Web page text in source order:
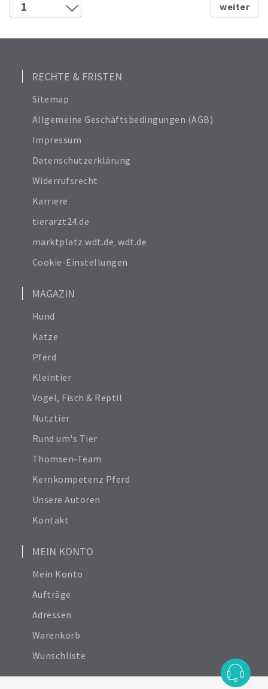
12
24
2
4
RECHTE & FRISTEN
Sitemap
Allgemeine Geschäftsbedingungen (AGB)
Impressum
Datenschutzerklärung
Widerrufsrecht
Karriere
tierarzt24.de
marktplatz.wdt.de,wdt.de
MAGAZIN
Hund
Katze
Pferd
Kleintier
Vogel, Fisch & Reptil
Nutztier
Rund um's Tier
Thomsen-Team
Kernkompetenz Pferd
Unsere Autoren
MEIN KONTO
Mein Konto
Aufträge
Adressen
Warenkorb
Wunschliste